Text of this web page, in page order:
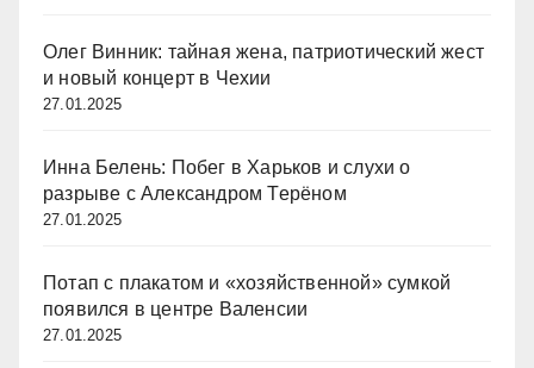
Олег Винник: тайная жена, патриотический жест
и новый концерт в Чехии
27.01.2025
Инна Белень: Побег в Харьков и слухи о
разрыве с Александром Терёном
27.01.2025
Потап с плакатом и «хозяйственной» сумкой
появился в центре Валенсии
27.01.2025